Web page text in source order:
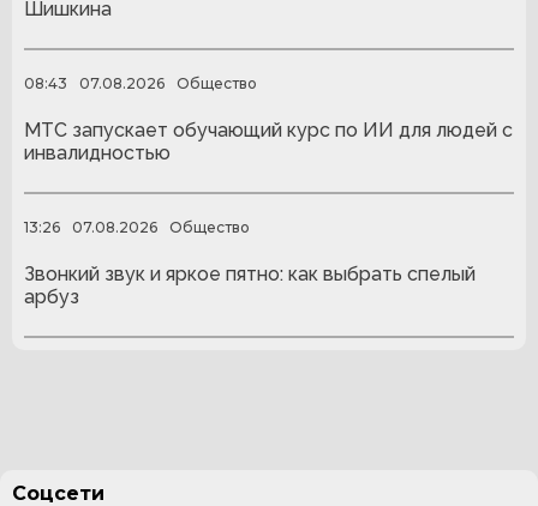
Шишкина
08:43 07.08.2026 Общество
МТС запускает обучающий курс по ИИ для людей с
инвалидностью
13:26 07.08.2026 Общество
Звонкий звук и яркое пятно: как выбрать спелый
арбуз
Соцсети